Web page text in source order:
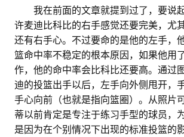
我在前面的文章就提到过了，要说
许麦迪比科比的右手感觉还要完美，尤
还有右手心。不过要命的是他的左手，
篮命中率不稳定的根本原因，如果他用
作，他的命中率会比科比还要高。通过
迪的投篮出手以后，左手向外侧甩开，
手心向前（也就是指向篮圈）。从照片
蒂以前肯定是专注于练习手型的球员，
是因为在个别情况下出现的标准投篮的